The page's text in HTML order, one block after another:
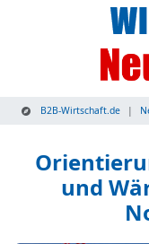
B2B-Wirtschaft.de
und